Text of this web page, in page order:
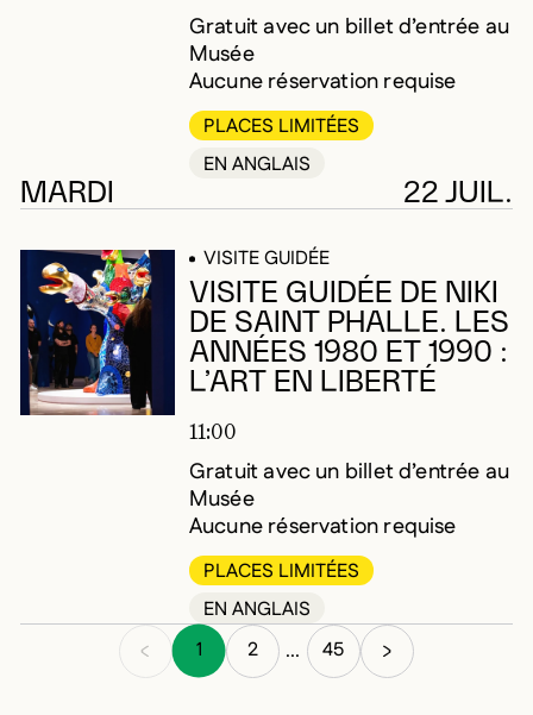
Gratuit avec un billet d’entrée au
Musée
Aucune réservation requise
PLACES LIMITÉES
EN ANGLAIS
MARDI 22 JUIL.
VISITE GUIDÉE
VISITE GUIDÉE DE NIKI
DE SAINT PHALLE. LES
ANNÉES 1980 ET 1990 :
L’ART EN LIBERTÉ
11:00
Gratuit avec un billet d’entrée au
Musée
Aucune réservation requise
PLACES LIMITÉES
EN ANGLAIS
1
2 ... 45